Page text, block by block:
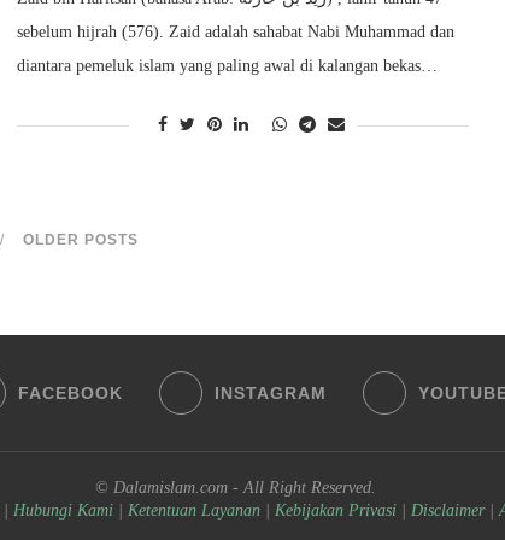
sebelum hijrah (576). Zaid adalah sahabat Nabi Muhammad dan
diantara pemeluk islam yang paling awal di kalangan bekas…
OLDER POSTS
FACEBOOK INSTAGRAM
© Dalamislam.com - All Right Reserved.
Hubungi Kami| Ketentuan Layanan| Kebijakan Privasi| Disclaimer|